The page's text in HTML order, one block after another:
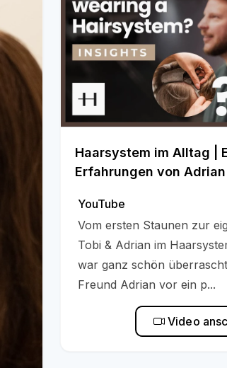
Haarsystem im Alltag |
Erfahrungen von
YouTube
Vom ersten Staunen zur
Tobi & Adrian im
war ganz schön
Freund Adrian vor ein p...
Video